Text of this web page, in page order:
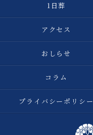
1日葬
アクセス
おしらせ
コラム
プライバシーポリシー